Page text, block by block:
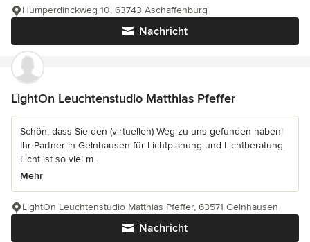
Nachricht
Humperdinckweg 10, 63743 Aschaffenburg
LightOn Leuchtenstudio Matthias Pfeffer
Schön, dass Sie den (virtuellen) Weg zu uns gefunden haben!
Ihr Partner in Gelnhausen für Lichtplanung und Lichtberatung.
Licht ist so viel m...
Mehr
Nachricht
LightOn Leuchtenstudio Matthias Pfeffer, 63571 Gelnhausen